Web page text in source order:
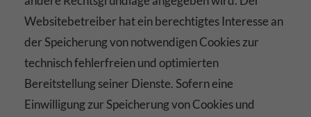
Websitebetreiber hat ein berechtigtes Interesse an
der Speicherung von notwendigen Cookies zur
technisch fehlerfreien und optimierten
Bereitstellung seiner Dienste. Sofern eine
Einwilligung zur Speicherung von Cookies und